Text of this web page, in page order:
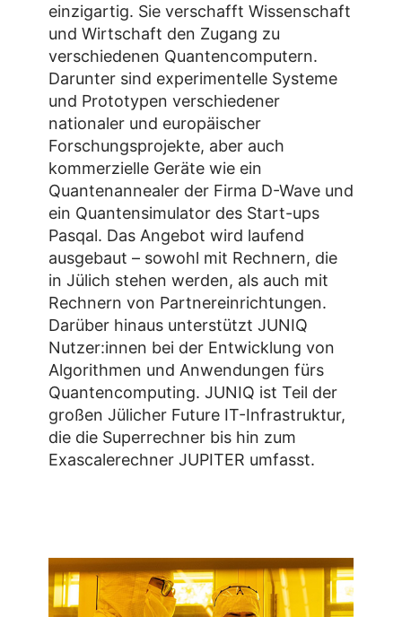
einzigartig. Sie verschafft Wissenschaft
und Wirtschaft den Zugang zu
verschiedenen Quantencomputern.
Darunter sind experimentelle Systeme
und Prototypen verschiedener
nationaler und europäischer
Forschungsprojekte, aber auch
kommerzielle Geräte wie ein
Quantenannealer der Firma D-Wave und
ein Quantensimulator des Start-ups
Pasqal. Das Angebot wird laufend
ausgebaut – sowohl mit Rechnern, die
in Jülich stehen werden, als auch mit
Rechnern von Partnereinrichtungen.
Darüber hinaus unterstützt JUNIQ
Nutzer:innen bei der Entwicklung von
Algorithmen und Anwendungen fürs
Quantencomputing. JUNIQ ist Teil der
großen Jülicher Future IT-Infrastruktur,
die die Superrechner bis hin zum
Exascalerechner JUPITER umfasst.